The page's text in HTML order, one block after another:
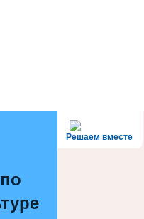
Решаем вместе